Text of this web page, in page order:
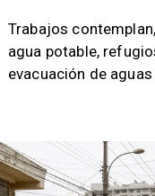
Trabajos
agua potable,
evacuación de